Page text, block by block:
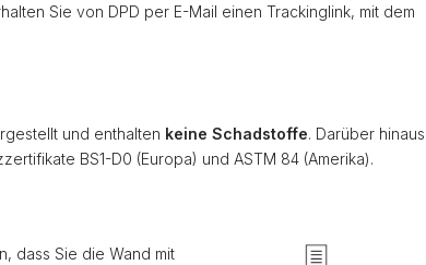
Sie von DPD per E-Mail einen Trackinglink, mit dem
und enthalten keine Schadstoffe. Darüber hinaus
BS1-D0 (Europa) und ASTM 84 (Amerika).
dass Sie die Wand mit